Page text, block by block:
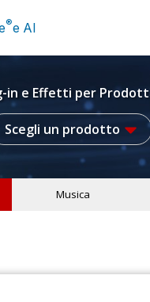
®e AI
in e Effetti per
Scegli un prodotto
Musica